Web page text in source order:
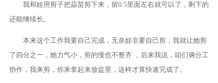
我和娃用剪子把蒜苗剪下来，留0.5里面左右就可以了，剩下的
还能继续长。
本来这个工作我要自己完成，无奈娃非要自己剪，我就让她剪
了四分之一，她力气小，剪的慢也不整齐 ，后来我说，咱们俩分工
协作，我来剪，你来拿起来放盆里，这样才算快速完成了。